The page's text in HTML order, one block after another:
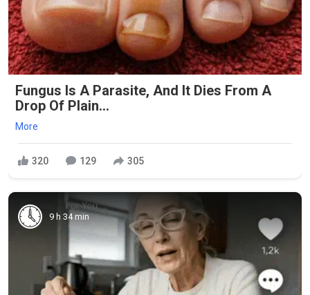
Fungus Is A Parasite, And It Dies From A
Drop Of Plain...
More
320 129 305
9 h 34 min